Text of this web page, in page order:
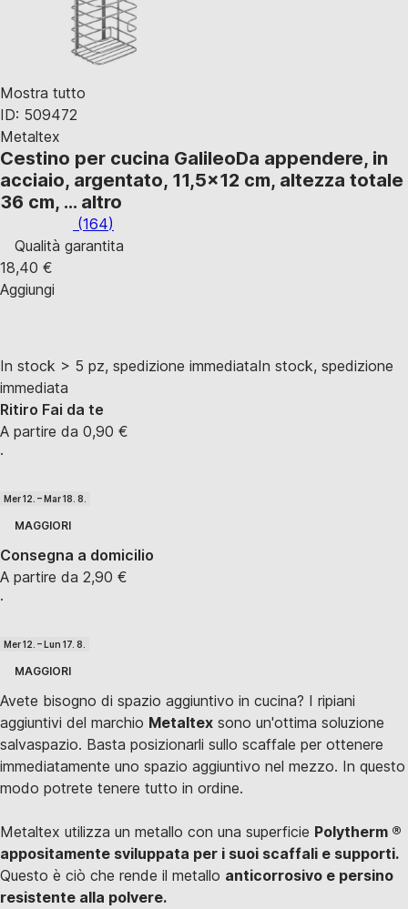
Mostra tutto
ID: 509472
Metaltex
Cestino per cucina GalileoDa appendere, in
acciaio, argentato, 11,5x12 cm, altezza totale
36 cm, … altro
(164)
Qualità garantita
18,40 €
Aggiungi
In stock > 5 pz, spedizione immediataIn stock, spedizione
immediata
Ritiro Fai da te
A partire da 0,90 €
·
Mer 12. – Mar 18. 8.
MAGGIORI
Consegna a domicilio
A partire da 2,90 €
·
Mer 12. – Lun 17. 8.
MAGGIORI
Avete bisogno di spazio aggiuntivo in cucina? I ripiani
aggiuntivi del marchio Metaltex sono un'ottima soluzione
salvaspazio. Basta posizionarli sullo scaffale per ottenere
immediatamente uno spazio aggiuntivo nel mezzo. In questo
modo potrete tenere tutto in ordine.
Metaltex utilizza un metallo con una superficie Polytherm ®
appositamente sviluppata per i suoi scaffali e supporti.
Questo è ciò che rende il metallo anticorrosivo e persino
resistente alla polvere.